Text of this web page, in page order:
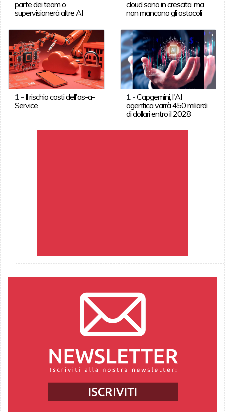
parte dei team o
supervisionerà altre AI
cloud sono in crescita, ma
non mancano gli ostacoli
1- Il rischio costi dell'as-a-
Service
1 -Capgemini, l'AI
agentica varrà 450 miliardi
di dollari entro il 2028